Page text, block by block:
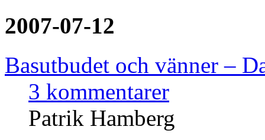
2007-07-12
Basutbudet och vänner –
3 kommentarer
Patrik Hamberg